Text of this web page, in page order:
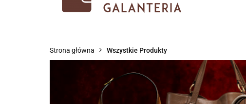
Strona główna Wszystkie Produkty